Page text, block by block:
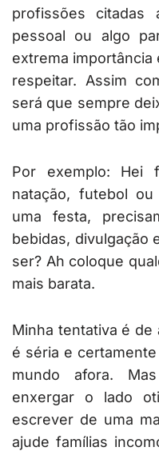
profissões citadas
pessoal ou algo
extrema
respeitar. Assim
será que sempre
uma profissão tão
Por exemplo: Hei
natação, futebol ou
uma festa,
bebidas, divulgação
ser? Ah coloque
mais barata.
Minha tentativa é de
é séria e
mundo afora.
enxergar o lado
escrever de uma
ajude famílias